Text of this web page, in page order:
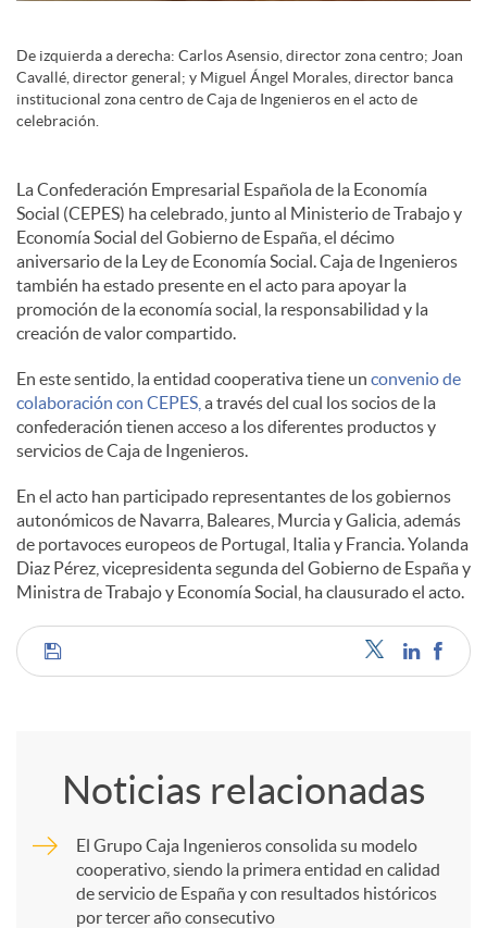
c
o
n
t
e
n
i
d
o
s
De izquierda a derecha: Carlos Asensio, director zona centro; Joan
Cavallé, director general; y Miguel Ángel Morales, director banca
institucional zona centro de Caja de Ingenieros en el acto de
celebración.
La Confederación Empresarial Española de la Economía
Social (CEPES) ha celebrado, junto al Ministerio de Trabajo y
Economía Social del Gobierno de España, el décimo
aniversario de la Ley de Economía Social. Caja de Ingenieros
también ha estado presente en el acto para apoyar la
promoción de la economía social, la responsabilidad y la
creación de valor compartido.
En este sentido, la entidad cooperativa tiene un convenio de
colaboración con CEPES, a través del cual los socios de la
confederación tienen acceso a los diferentes productos y
servicios de Caja de Ingenieros.
En el acto han participado representantes de los gobiernos
autonómicos de Navarra, Baleares, Murcia y Galicia, además
de portavoces europeos de Portugal, Italia y Francia. Yolanda
Diaz Pérez, vicepresidenta segunda del Gobierno de España y
Ministra de Trabajo y Economía Social, ha clausurado el acto.
C
Noticias relacionadas
El Grupo Caja Ingenieros consolida su modelo
cooperativo, siendo la primera entidad en calidad
de servicio de España y con resultados históricos
por tercer año consecutivo